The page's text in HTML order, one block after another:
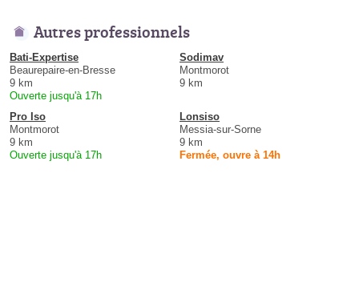
Autres professionnels
Bati-Expertise
Beaurepaire-en-Bresse
9 km
Ouverte jusqu'à 17h
Sodimav
Montmorot
9 km
Pro Iso
Montmorot
9 km
Ouverte jusqu'à 17h
Lonsiso
Messia-sur-Sorne
9 km
Fermée, ouvre à 14h